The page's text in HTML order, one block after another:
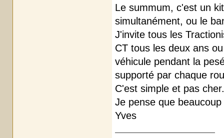
Le summum, c'est un
simultanément, ou le
J'invite tous les
CT tous les deux ans
véhicule pendant la
supporté par chaque
C'est simple et pas cher.
Je pense que
Yves